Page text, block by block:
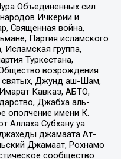
Объединенных сил
Ичкерии и
Священная война,
Партия исламского
группа,
Туркестана,
возрождения
святых, Джунд аш-Шам,
Кавказ, АБТО,
Джабха аль-
ополчение имени К.
Аллаха Субхану уа
джамаата Ат-
Джамаат, Рохнамо
сообщество